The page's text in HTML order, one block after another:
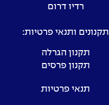
רדיו דרום
תקנונים ותנאי פרטיות:
תקנון הגרלה
תקנון פרסים
תנאי פרטיות